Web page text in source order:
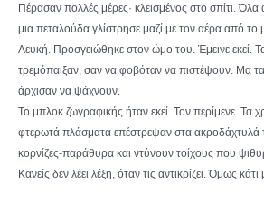
Πέρασαν πολλές μέρες· κλεισμένος στο σπίτι.
μια πεταλούδα γλίστρησε μαζί με τον αέρα από το
Λευκή. Προσγειώθηκε στον ώμο του. Έμεινε εκεί.
τρεμόπαιξαν, σαν να φοβόταν να πιστέψουν. Μα
άρχισαν να ψάχνουν.
Το μπλοκ ζωγραφικής ήταν εκεί. Τον περίμενε. Τα
φτερωτά πλάσματα επέστρεψαν στα ακροδάχτυλά
κορνίζες-παράθυρα και ντύνουν τοίχους που
Κανείς δεν λέει λέξη, όταν τις αντικρίζει. Όμως